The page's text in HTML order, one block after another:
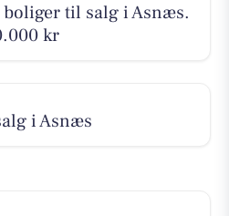
boliger til salg i Asnæs.
kr
i Asnæs